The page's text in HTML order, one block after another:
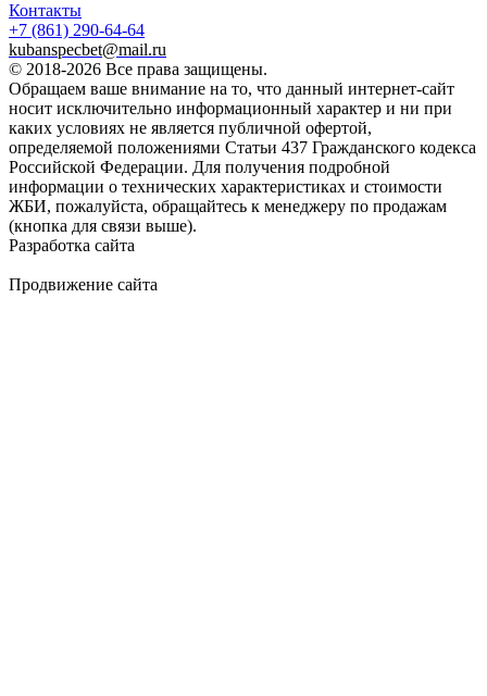
Контакты
+7 (861) 290-64-64
kubanspecbet@mail.ru
© 2018-2026 Все права защищены.
Обращаем ваше внимание на то, что данный интернет-сайт
носит исключительно информационный характер и ни при
каких условиях не является публичной офертой,
определяемой положениями Статьи 437 Гражданского кодекса
Российской Федерации. Для получения подробной
информации о технических характеристиках и стоимости
ЖБИ, пожалуйста, обращайтесь к менеджеру по продажам
(кнопка для связи выше).
Разработка сайта
Продвижение сайта